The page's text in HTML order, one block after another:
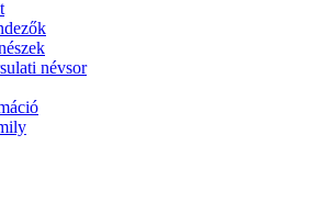
névsor